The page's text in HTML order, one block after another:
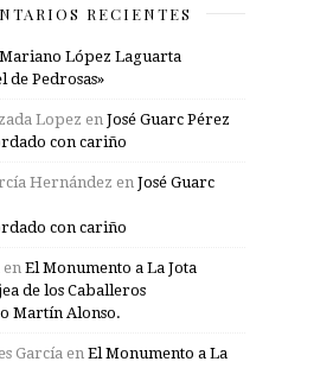
RECIENTES
Mariano López Laguarta
de Pedrosas»
Lopez en José Guarc Pérez
con cariño
Hernández en José Guarc
con cariño
en El Monumento a La Jota
de los Caballeros
Martín Alonso.
García en El Monumento a La